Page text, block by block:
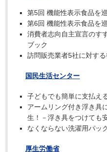
第5回 機能性表示食品を
第6回 機能性表示食品を
消費者志向自主宣言のす
ブック
訪問販売業者5社に対す
国民生活センター
子どもでも簡単に支払え
アームリング付き浮き具
生！－浮き具をつけても
なくならない洗濯用パッ
厚生労働省